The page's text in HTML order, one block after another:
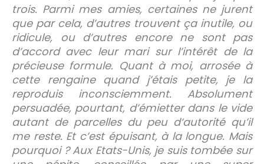
trois. Parmi mes amies, certaines ne jurent
que par cela, d’autres trouvent ça inutile, ou
ridicule, ou d’autres encore ne sont pas
d’accord avec leur mari sur l’intérêt de la
précieuse formule. Quant à moi, arrosée à
cette rengaine quand j’étais petite, je la
reproduis inconsciemment. Absolument
persuadée, pourtant, d’émietter dans le vide
autant de parcelles du peu d‘autorité qu’il
me reste. Et c’est épuisant, à la longue. Mais
pourquoi ? Aux Etats-Unis, je suis tombée sur